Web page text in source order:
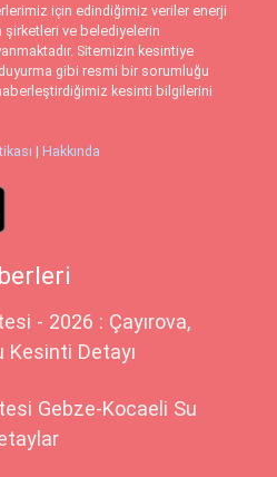
için edindiğimiz veriler enerji
şirketleri ve belediyelerin
Sitemizin kesintiye
gibi resmi bir sorumluğu
haberleştirdiğimiz kesinti bilgilerini
| Hakkında
- 2026 : Çayırova,
Kesinti Detayı
Gebze-Kocaeli Su